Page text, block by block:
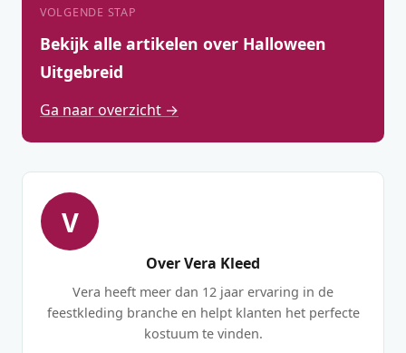
VOLGENDE STAP
Bekijk alle artikelen over Halloween
Uitgebreid
Ga naar overzicht →
V
Over Vera Kleed
Vera heeft meer dan 12 jaar ervaring in de
feestkleding branche en helpt klanten het perfecte
kostuum te vinden.